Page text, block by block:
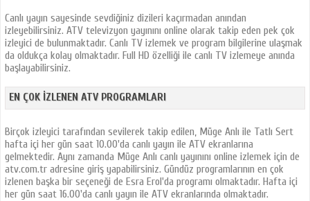
Canlı yayın sayesinde sevdiğiniz dizileri kaçırmadan anından
izleyebilirsiniz. ATV televizyon yayınını online olarak takip eden pek çok
izleyici de bulunmaktadır. Canlı TV izlemek ve program bilgilerine ulaşmak
da oldukça kolay olmaktadır. Full HD özelliği ile canlı TV izlemeye anında
başlayabilirsiniz.
EN ÇOK İZLENEN ATV PROGRAMLARI
Birçok izleyici tarafından sevilerek takip edilen, Müge Anlı ile Tatlı Sert
hafta içi her gün saat 10.00'da canlı yayın ile ATV ekranlarına
gelmektedir. Aynı zamanda Müge Anlı canlı yayınını online izlemek için de
atv.com.tr adresine giriş yapabilirsiniz. Gündüz programlarının en çok
izlenen başka bir seçeneği de Esra Erol'da programı olmaktadır. Hafta içi
her gün saat 16.00'da canlı yayın ile ATV ekranlarında olmaktadır.